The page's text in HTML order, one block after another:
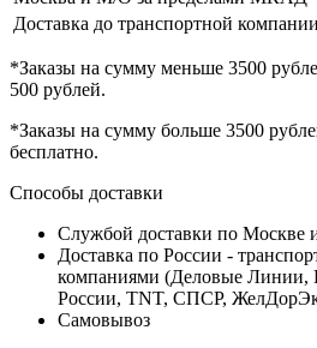
Доставка до транспортной компании
*Заказы на сумму меньше 3500
500 рублей.
*Заказы на сумму больше 3500
бесплатно.
Способы доставки
Службой доставки по Москве
Доставка по России -
компаниями (Деловые
России, TNT, СПСР,
Самовывоз